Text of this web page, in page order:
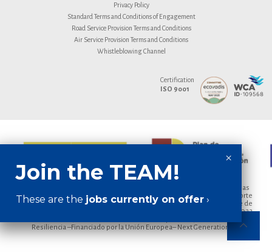
Privacy Policy
Standard Terms and Conditions of Engagement
Road Service Provision Terms and Conditions
Air Service Provision Terms and Conditions
Whistleblowing Channel
Certification
ISO 9001
Empresa beneficiaria de las ayudas para la modernización de empresas
privadas de transporte de viajeros prestadoras de servicios de transporte
por carretera y de empresas privadas que intervienen en el transporte de
mercancías por carretera, según lo dispuesto en el Real Decreto 902/2022,
Resiliencia –Financiado por la Unión Europea– Next Generation EU.
These are the jobs currently on offer ›